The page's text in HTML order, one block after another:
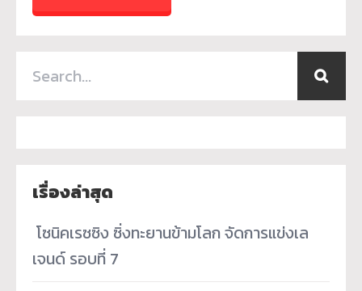
เรื่องล่าสุด
­ โซนิคเรซซิง ซิ่งทะยานข้ามโลก จัดการแข่งเล
เจนด์ รอบที่ 7